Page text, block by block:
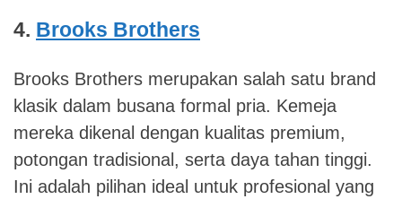
4. Brooks Brothers
Brooks Brothers merupakan salah satu brand
klasik dalam busana formal pria. Kemeja
mereka dikenal dengan kualitas premium,
potongan tradisional, serta daya tahan tinggi.
Ini adalah pilihan ideal untuk profesional yang